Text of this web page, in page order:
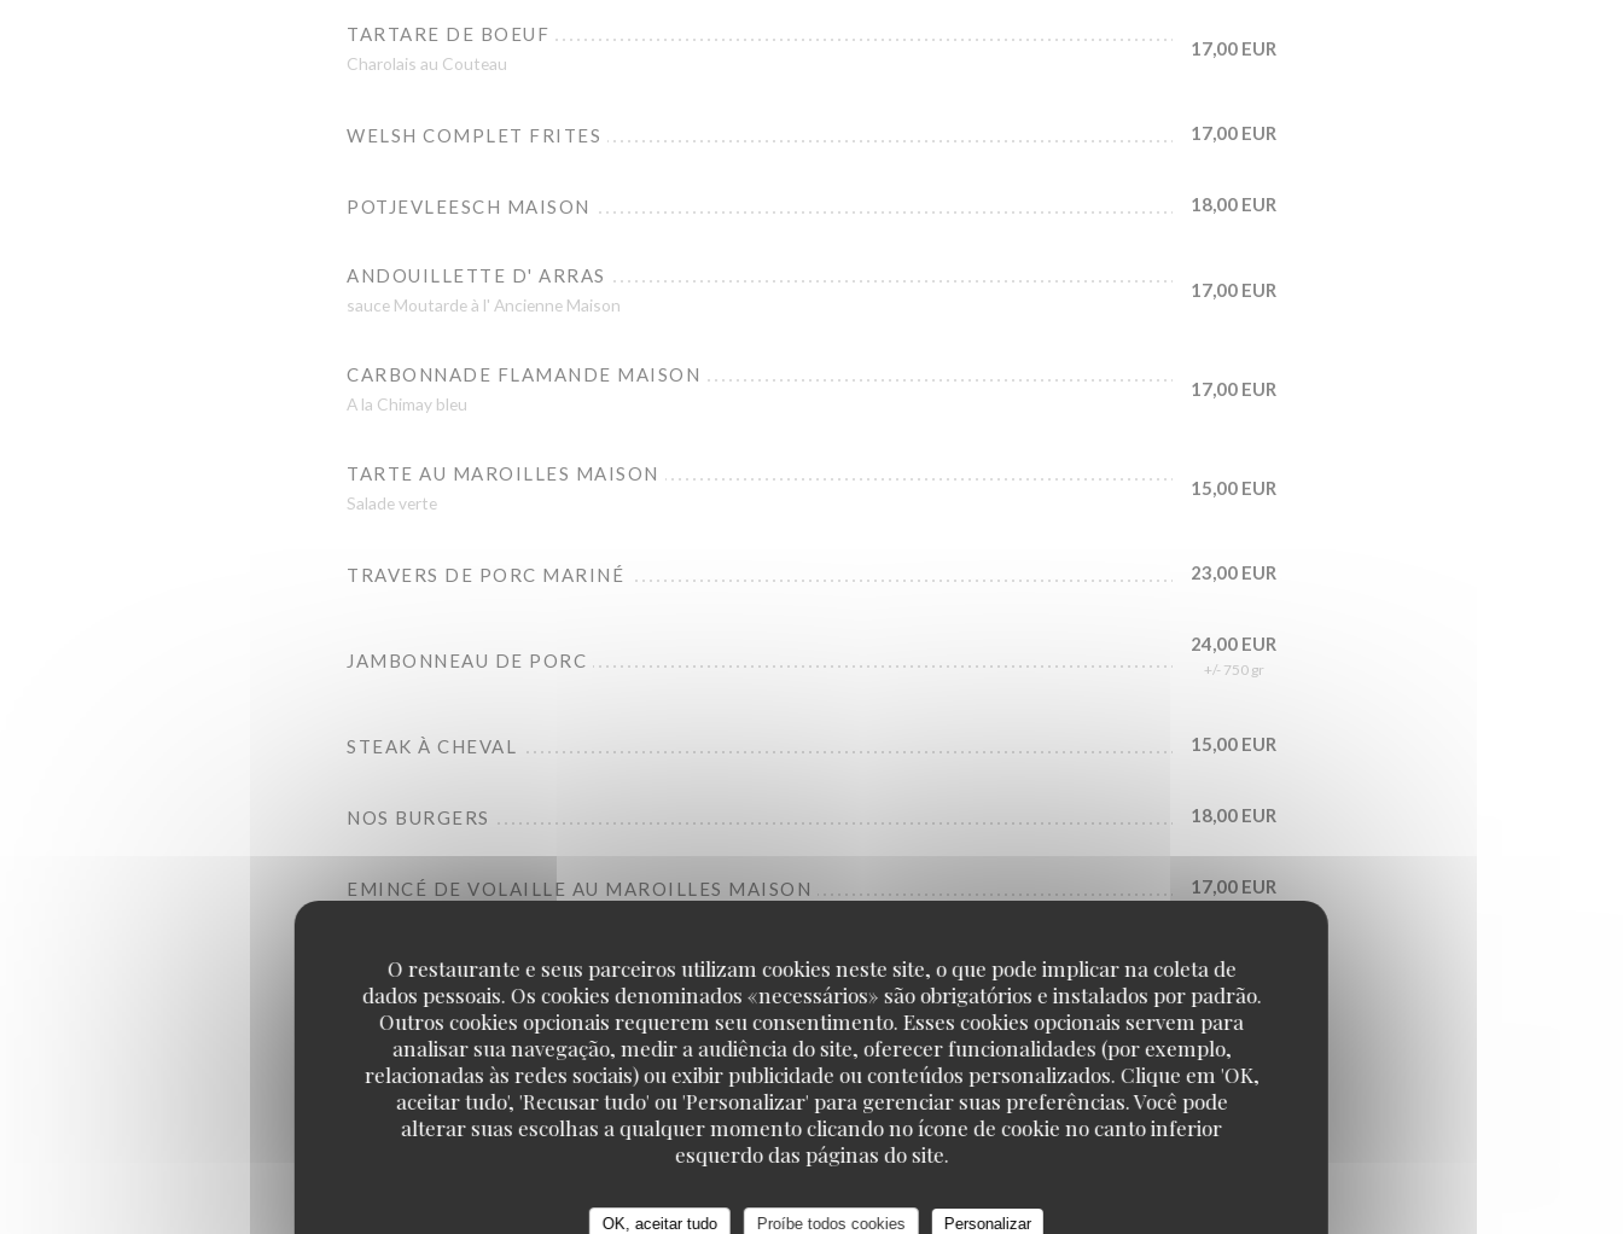
O restaurante e seus parceiros utilizam cookies neste site, o que pode implicar na coleta de
dados pessoais. Os cookies denominados «necessários» são obrigatórios e instalados por padrão.
Outros cookies opcionais requerem seu consentimento. Esses cookies opcionais servem para
analisar sua navegação, medir a audiência do site, oferecer funcionalidades (por exemplo,
relacionadas às redes sociais) ou exibir publicidade ou conteúdos personalizados. Clique em 'OK,
aceitar tudo', 'Recusar tudo' ou 'Personalizar' para gerenciar suas preferências. Você pode
alterar suas escolhas a qualquer momento clicando no ícone de cookie no canto inferior
esquerdo das páginas do site.
OK, aceitar tudo Proíbe todos cookies Personalizar
TARTARE DE BOEUF
Charolais au Couteau
17,00 EUR
WELSH COMPLET FRITES 17,00 EUR
POTJEVLEESCH MAISON 18,00 EUR
ANDOUILLETTE D' ARRAS
sauce Moutarde à l' Ancienne Maison
17,00 EUR
CARBONNADE FLAMANDE MAISON
A la Chimay bleu
17,00 EUR
TARTE AU MAROILLES MAISON
Salade verte
15,00 EUR
TRAVERS DE PORC MARINÉ 23,00 EUR
JAMBONNEAU DE PORC
24,00 EUR
+/- 750 gr
STEAK À CHEVAL 15,00 EUR
NOS BURGERS 18,00 EUR
EMINCÉ DE VOLAILLE AU MAROILLES MAISON 17,00 EUR
TARTARE ITALIEN 17,50 EUR
Nos grillades
Loos'Taminet